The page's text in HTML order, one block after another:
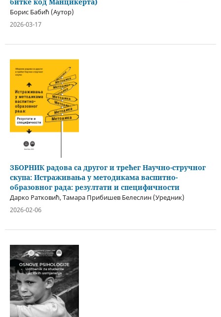
Борис Бабић (Аутор)
2026-03-17
ЗБОРНИК радова са другог и трећег Научно-стручног
скупа: Истраживања у методикама васпитно-
образовног рада: резултати и специфичности
Дарко Ратковић, Тамара Прибишев Белеслин (Уредник)
2026-02-06